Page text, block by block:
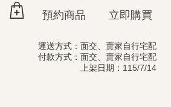
預約商品 立即購買
運送方式： 面交、賣家自行宅配
付款方式： 面交、賣家自行宅配
上架日期： 115/7/14